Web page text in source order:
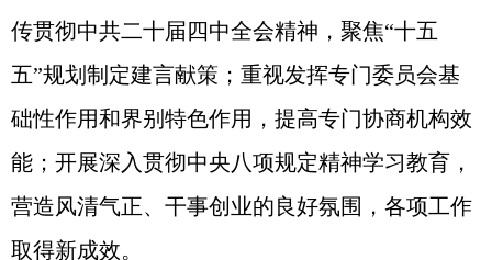
传贯彻中共二十届四中全会精神，聚焦“十五
五”规划制定建言献策；重视发挥专门委员会基
础性作用和界别特色作用，提高专门协商机构效
能；开展深入贯彻中央八项规定精神学习教育，
营造风清气正、干事创业的良好氛围，各项工作
取得新成效。